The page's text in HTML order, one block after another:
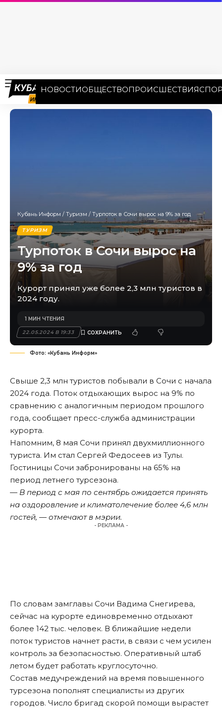
НОВОСТИОБЩЕСТВОПРОИСШЕСТВИЯ
Кубань Информ / Туризм / Турпоток в Сочи вырос на 9% за год
ТУРИЗМ
Турпоток в Сочи вырос на
9% за год
Курорт принял уже более 2,3 млн туристов в
2024 году.
22.05.2024 В 19:33
1 МИН ЧТЕНИЯ
Фото: «Кубань Информ»
Свыше 2,3 млн туристов побывали в Сочи с начала
2024 года. Поток отдыхающих вырос на 9% по
сравнению с аналогичным периодом прошлого
года, сообщает пресс-служба администрации
курорта.
Напомним, 8 мая Сочи принял двухмиллионного
туриста. Им стал Сергей Федосеев из Тулы.
Гостиницы Сочи забронированы на 65% на
период летнего турсезона.
— В период с мая по сентябрь ожидается принять
на оздоровление и климатолечение более 4,6 млн
гостей, — отмечают в мэрии.
- РЕКЛАМА -
По словам замглавы Сочи Вадима Снегирева,
сейчас на курорте единовременно отдыхают
более 142 тыс. человек. В ближайшие недели
поток туристов начнет расти, в связи с чем усилен
контроль за безопасностью. Оперативный штаб
летом будет работать круглосуточно.
Состав медучреждений на время повышенного
турсезона пополнят специалисты из других
городов. Число бригад скорой помощи вырастет